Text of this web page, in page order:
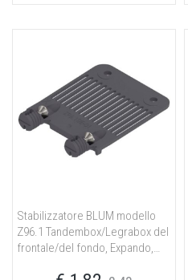
Stabilizzatore BLUM modello
Z96.1 Tandembox/Legrabox del
frontale/del fondo, Expando,